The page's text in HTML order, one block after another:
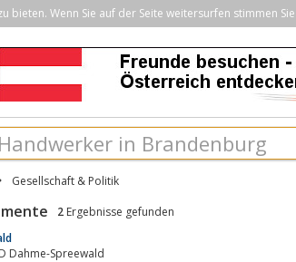
bieten. Wenn Sie auf der Seite weitersurfen stimmen
Gesellschaft & Politik
2 Ergebnisse gefunden
Dahme-Spreewald